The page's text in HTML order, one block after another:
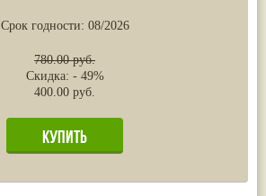
Срок годности: 08/2026
780.00 руб.
Скидка: - 49%
400.00 руб.